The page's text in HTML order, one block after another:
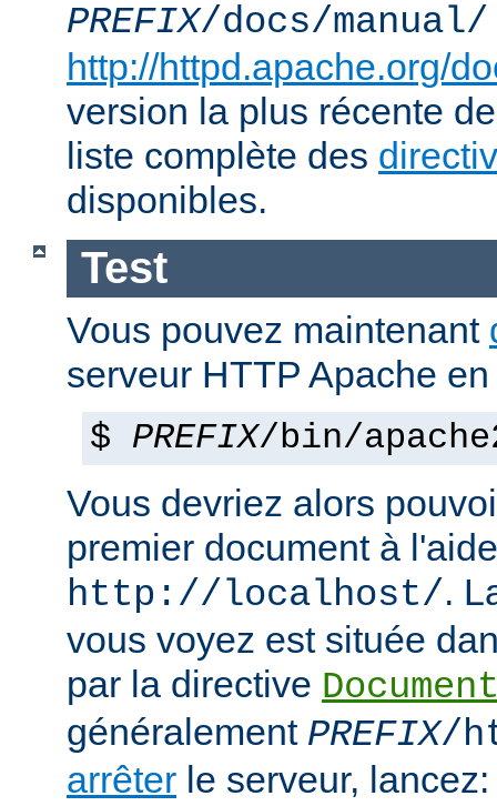
PREFIX/docs/manual/
http://httpd.apache.org/
version la plus récente
liste complète des
disponibles.
Test
Vous pouvez maintenant
serveur HTTP Apache
$ PREFIX/bin/
Vous devriez alors
premier document à
http://localhost/.
vous voyez est située
par la directive
généralement PREFIX/
arrêter le serveur, lancez: